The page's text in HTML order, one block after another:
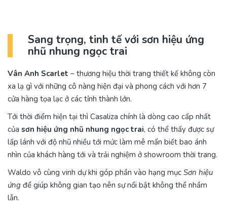
Sang trọng, tinh tế với sơn hiệu ứng
nhũ nhung ngọc trai
Vân Anh Scarlet – thương hiệu thời trang thiết kế không còn
xa lạ gì với những cô nàng hiện đại và phong cách với hơn 7
cửa hàng tọa lạc ở các tỉnh thành lớn.
Tới thời điểm hiện tại thì Casaliza chính là dòng cao cấp nhất
của sơn hiệu ứng nhũ nhung ngọc trai, có thể thấy được sự
lấp lánh với độ nhũ nhiều tới mức làm mê mẩn biết bao ánh
nhìn của khách hàng tới và trải nghiệm ở showroom thời trang.
Waldo vô cùng vinh dự khi góp phần vào hạng mục Sơn hiệu
ứng để giúp không gian tạo nên sự nổi bật không thể nhầm
lẫn.